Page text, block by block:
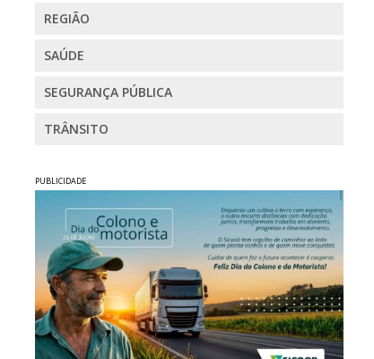
REGIÃO
SAÚDE
SEGURANÇA PÚBLICA
TRÂNSITO
PUBLICIDADE